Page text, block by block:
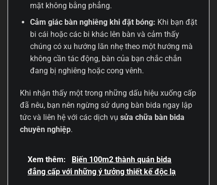
mặt không bằng phẳng.
Cảm giác bàn nghiêng khi đặt bóng: Khi bạn đặt
bi cái hoặc các bi khác lên bàn và cảm thấy
chúng có xu hướng lăn nhẹ theo một hướng mà
không cần tác động, bàn của bạn chắc chắn
đang bị nghiêng hoặc cong vênh.
Khi nhận thấy một trong những dấu hiệu xuống cấp
đã nêu, bạn nên ngừng sử dụng bàn bida ngay lập
tức và liên hệ với các dịch vụ sửa chữa bàn bida
chuyên nghiệp.
Xem thêm:
Biến 100m2 thành quán bida
đẳng cấp với những ý tưởng thiết kế độc lạ